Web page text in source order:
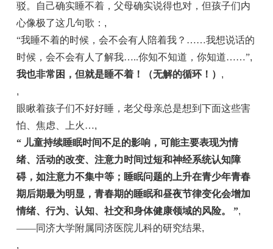
驳。自己确实睡不着，父母确实说得也对，但孩子们内
心像极了这几句歌： ,
“我睡不着的时候，会不会有人陪着我？……我想说话的
时候，会不会有人了解我…..你知不知道，你知道……”,
我也非常困，但就是睡不着！（无解的循环！） ,
,
眼瞅着孩子们不好好睡，老父母亲总是想到下面这些害
怕、焦虑、上火…,
“ 儿童持续睡眠时间不足的影响，可能主要表现为情
绪、活动的改变、注意力时间过短和神经系统认知障
碍，如注意力不集中等；睡眠问题的上升在青少年青春
期后期最为明显，青春期的睡眠和昼夜节律变化会增加
情绪、行为、认知、社交和身体健康领域的风险。 ”,
——同济大学附属同济医院儿科的研究结果,
,